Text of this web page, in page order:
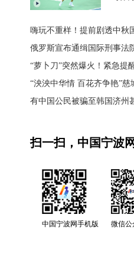
嗨玩不重样！提前剧透中秋
俄罗斯宣布通缉国际刑事法
“萝卜刀”突然爆火！紧急提
“泱泱中华情 百花齐争艳”慈
有中国公民被骗至韩国济州
扫一扫，中国宁波
中国宁波网手机版 微信公